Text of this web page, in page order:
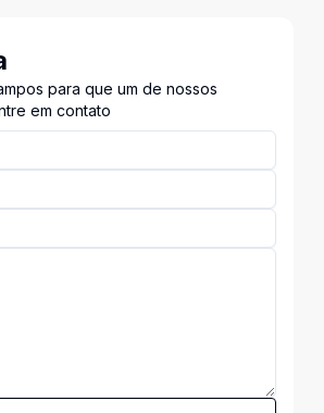
para que um de nossos
em contato